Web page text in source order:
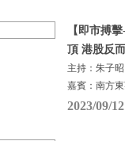
【即市搏
頂 港股反
主持：朱子昭
嘉賓：南方
2023/09/12